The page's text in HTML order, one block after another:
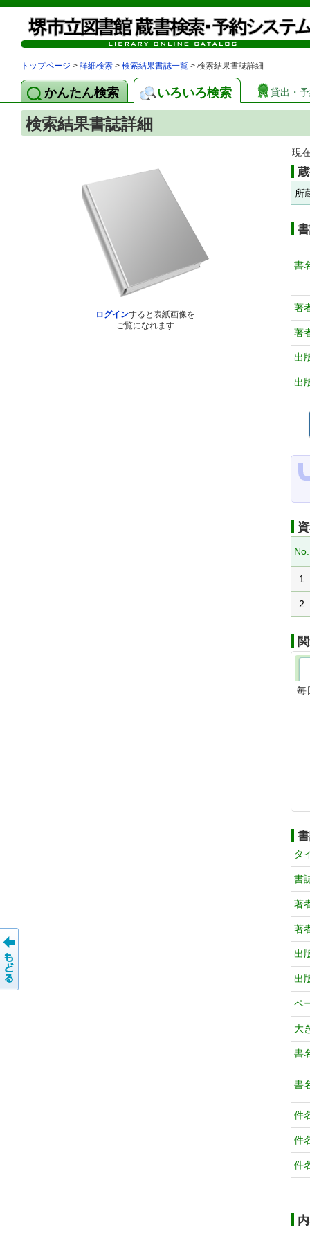
トップページ > 詳細検索 > 検索結果書誌一覧 > 検索結果書誌詳細
かんたん検索 いろいろ検索 貸出・
検索結果書誌詳細
ログインすると表紙画像を
ご覧になれます
現
所
書
著
著
出
出
No.
1
2
毎
タ
書
著
著
出
出
ペ
大
書
書
件
件
件